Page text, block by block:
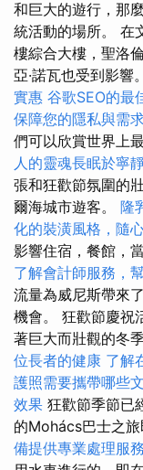
和巨大的遊行，那
統活動的場所。 在
樓綜合大樓，聖洛
亞·諾瓦也受到影響。
實惠 谷歌SEO的最
保障您的隱私與需
們可以欣賞世界上
人的靈魂長眠於寧
張和狂歡節氛圍的
爾海城市遊客。 隆
化的裝潢風格，隨
影響住宿，餐館，
了解會計師服務，
流量為威尼斯帶來
機會。 狂歡節慶祝
著巨大而壯觀的冬
位長者的健康 了解
護照需要攜帶哪些
效果 狂歡節季節已
的Mohács巴士之旅
備提供專業處理服務